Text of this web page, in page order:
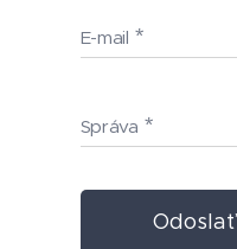
E-mail
Správa
Odoslať